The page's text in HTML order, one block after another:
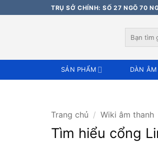
qua
TRỤ SỞ CHÍNH: SỐ 27 NGÕ 70
kiếm:
SẢN PHẨM DÀN
Trang chủ / Wiki âm thanh
Tìm hiểu cổng